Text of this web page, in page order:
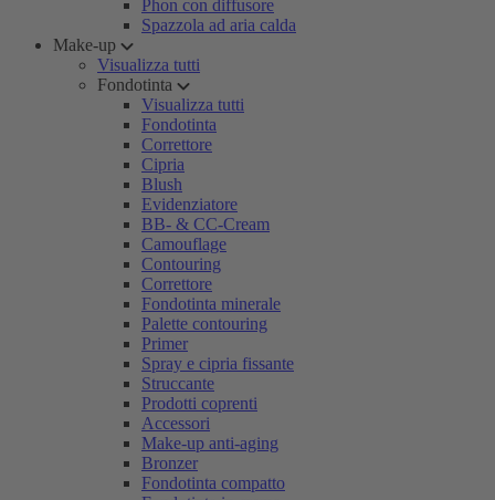
Phon con diffusore
Spazzola ad aria calda
Make-up
Visualizza tutti
Fondotinta
Visualizza tutti
Fondotinta
Correttore
Cipria
Blush
Evidenziatore
BB- & CC-Cream
Camouflage
Contouring
Correttore
Fondotinta minerale
Palette contouring
Primer
Spray e cipria fissante
Struccante
Prodotti coprenti
Accessori
Make-up anti-aging
Bronzer
Fondotinta compatto